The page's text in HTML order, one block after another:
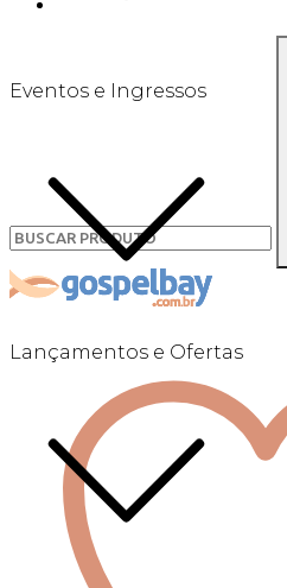
Eventos e Ingressos
Lançamentos e Ofertas